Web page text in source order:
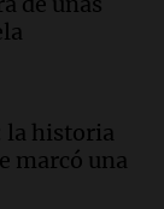
cerdo
de
la historia
marcó una